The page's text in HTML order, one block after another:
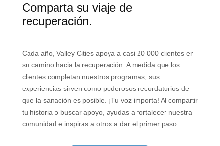
Comparta su viaje de
recuperación.
Cada año, Valley Cities apoya a casi 20 000 clientes en
su camino hacia la recuperación. A medida que los
clientes completan nuestros programas, sus
experiencias sirven como poderosos recordatorios de
que la sanación es posible. ¡Tu voz importa! Al compartir
tu historia o buscar apoyo, ayudas a fortalecer nuestra
comunidad e inspiras a otros a dar el primer paso.